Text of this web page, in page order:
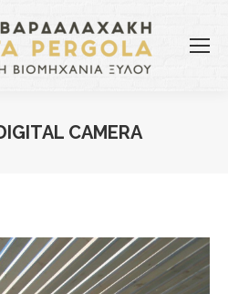
CAMERA